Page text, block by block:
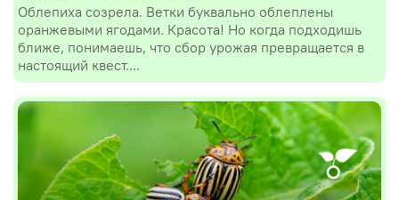
Облепиха созрела. Ветки буквально облеплены
оранжевыми ягодами. Красота! Но когда подходишь
ближе, понимаешь, что сбор урожая превращается в
настоящий квест....